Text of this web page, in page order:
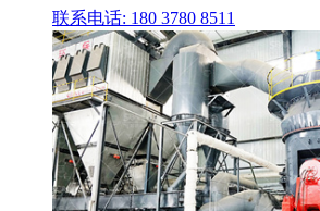
联系电话: 180 3780 8511